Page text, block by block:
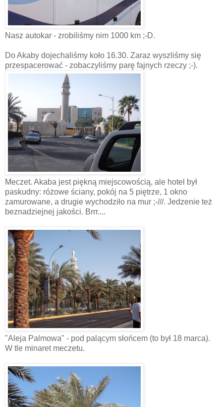
Nasz autokar - zrobiliśmy nim 1000 km ;-D.
Do Akaby dojechaliśmy koło 16.30. Zaraz wyszliśmy się
przespacerować - zobaczyliśmy parę fajnych rzeczy ;-).
Meczet. Akaba jest piękną miejscowością, ale hotel był
paskudny: różowe ściany, pokój na 5 piętrze, 1 okno
zamurowane, a drugie wychodziło na mur ;-///. Jedzenie też
beznadziejnej jakości. Brrr....
"Aleja Palmowa" - pod palącym słońcem (to był 18 marca).
W tle minaret meczetu.